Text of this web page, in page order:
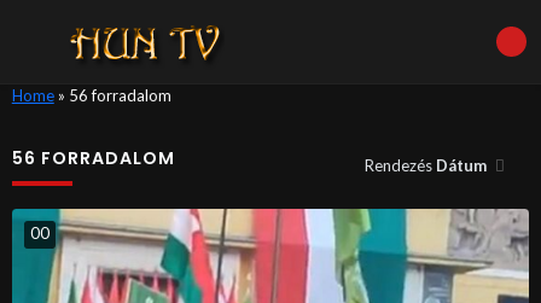
Home» 56 forradalom
56 FORRADALOM Rendezés Dátum
00